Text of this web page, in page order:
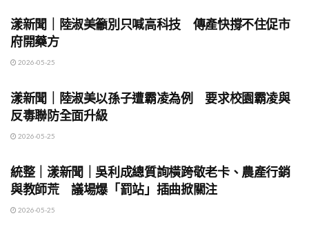
漾新聞｜陸淑美籲別只喊高科技 傳產快撐不住促市
府開藥方
2026-05-25
漾新聞｜陸淑美以孫子遭霸凌為例 要求校園霸凌與
反毒聯防全面升級
2026-05-25
統整｜漾新聞｜吳利成總質詢橫跨敬老卡、農產行銷
與教師荒 議場爆「罰站」插曲掀關注
2026-05-25